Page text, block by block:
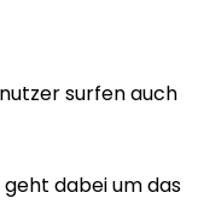
surfen auch
geht dabei um das